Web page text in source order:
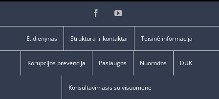
FacebookYouTube
E. dienynas Struktūra ir kontaktai Teisinė informacija
Korupcijos prevencija Paslaugos Nuorodos DUK
Konsultavimasis su visuomene